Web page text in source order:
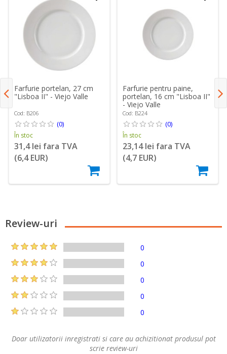
Farfurie portelan, 27 cm
"Lisboa II" - Viejo Valle
Cod: B206
(0)
În stoc
31,4 lei fara TVA
(6,4 EUR)
Farfurie pentru paine,
portelan, 16 cm "Lisboa II"
- Viejo Valle
Cod: B224
(0)
În stoc
23,14 lei fara TVA
(4,7 EUR)
Review-uri
0
0
0
0
0
Doar utilizatorii inregistrati si care au achizitionat produsul pot
scrie review-uri